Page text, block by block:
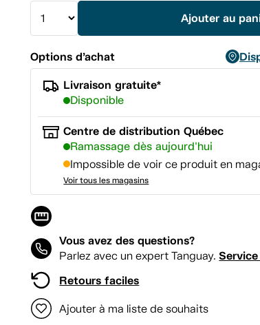
Ajouter au
Options d’achat
Livraison gratuite*
Disponible
Centre de distribution Québec
Ramassage dès aujourd'hui
Impossible de voir ce produit en
Voir tous les magasins
Vous avez des questions?
Parlez avec un expert Tanguay.
Retours faciles
Ajouter à ma liste de souhaits